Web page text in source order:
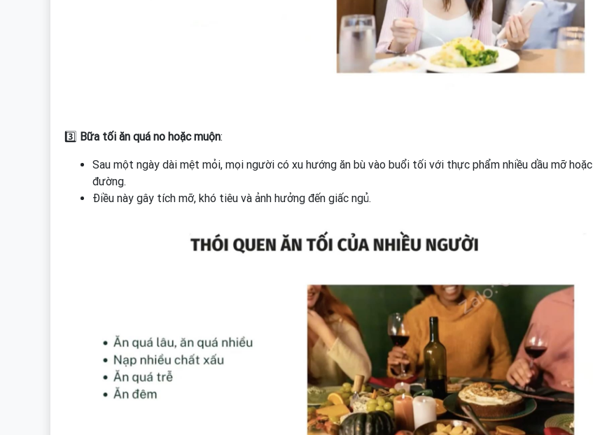
3️⃣ Bữa tối ăn quá no hoặc muộn:
Sau một ngày dài mệt mỏi, mọi người có xu hướng ăn bù vào buổi tối với thực phẩm nhiều dầu mỡ hoặc
đường.
Điều này gây tích mỡ, khó tiêu và ảnh hưởng đến giấc ngủ.